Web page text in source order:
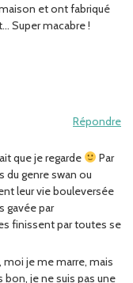
et ont fabriqué
Super macabre !
Répondre
que je regarde
Par
genre swan ou
leur vie bouleversée
gavée par
finissent par toutes se
moi je me marre, mais
je ne suis pas une